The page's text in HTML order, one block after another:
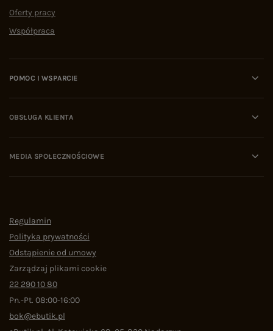
Oferty pracy
Współpraca
POMOC I WSPARCIE
OBSŁUGA KLIENTA
MEDIA SPOŁECZNOŚCIOWE
Regulamin
Polityka prywatności
Odstąpienie od umowy
Zarządzaj plikami cookie
22 290 10 80
Pn.-Pt. 08:00-16:00
bok@ebutik.pl